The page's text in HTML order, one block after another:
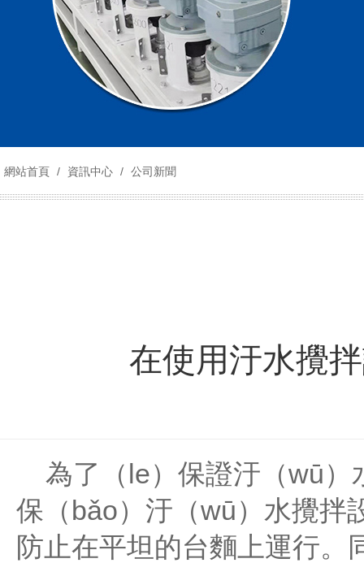
網站首頁 / 資訊中心 / 公司新聞
在使用汙水攪
為了（le）保證汙（wū）
保（bǎo）汙（wū）水攪拌
防止在平坦的台麵上運行。